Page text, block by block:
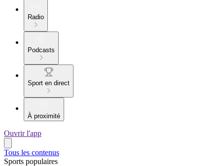
Radio
Podcasts
Sport en direct
À proximité
Ouvrir l'app
Tous les contenus
Sports populaires